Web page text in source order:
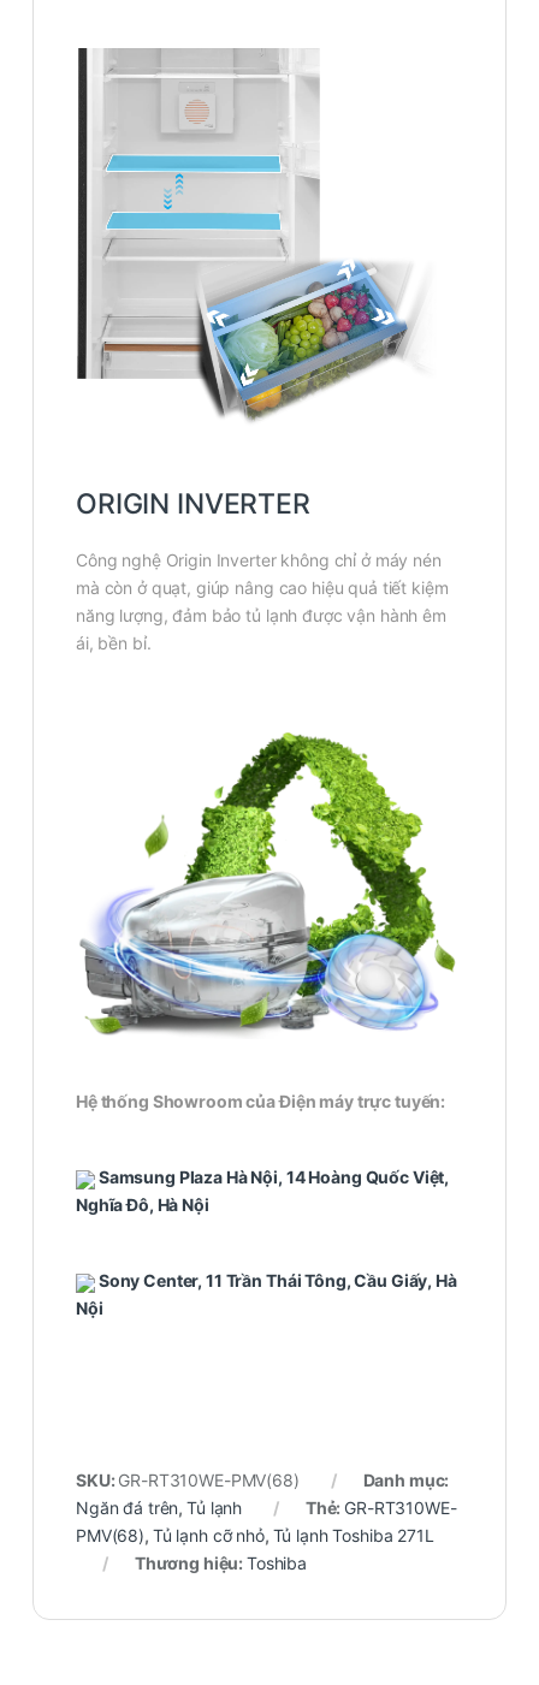
ORIGIN INVERTER
Công nghệ Origin Inverter không chỉ ở máy nén
mà còn ở quạt, giúp nâng cao hiệu quả tiết kiệm
năng lượng, đảm bảo tủ lạnh được vận hành êm
ái, bền bỉ.
Hệ thống Showroom của Điện máy trực tuyến:
Samsung Plaza Hà Nội, 14 Hoàng Quốc Việt,
Nghĩa Đô, Hà Nội
Sony Center, 11 Trần Thái Tông, Cầu Giấy, Hà
Nội
SKU: GR-RT310WE-PMV(68)
Danh mục:
Ngăn đá trên,Tủ lạnh Thẻ: GR-RT310WE-
PMV(68), Tủ lạnh cỡ nhỏ, Tủ lạnh Toshiba 271L
Thương hiệu:Toshiba